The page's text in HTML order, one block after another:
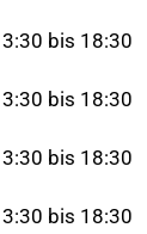
bis 18:30
bis 18:30
bis 18:30
bis 18:30